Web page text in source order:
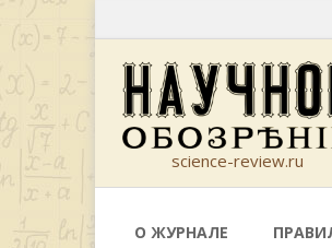
science-review.ru
О ЖУРНАЛЕ